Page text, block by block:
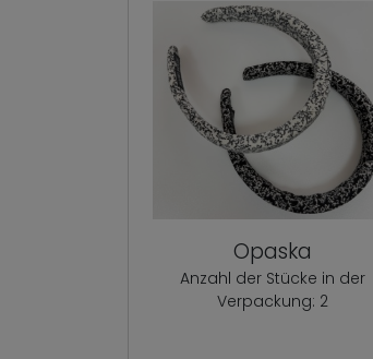
Opaska
Anzahl der Stücke in der
Verpackung: 2